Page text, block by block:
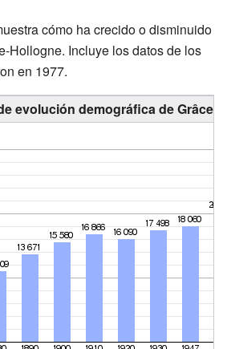
cómo ha crecido o disminuido
Hollogne. Incluye los datos de los
en 1977.
evolución demográfica de Grâce-